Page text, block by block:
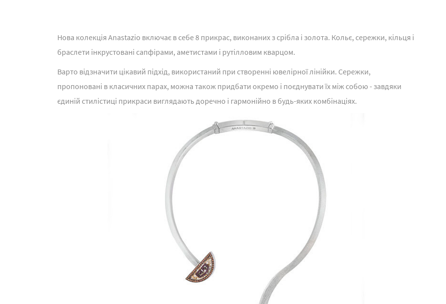
Нова колекція Anastazio включає в себе 8 прикрас, виконаних з срібла і золота. Кольє, сережки, кільця і
браслети інкрустовані сапфірами, аметистами і рутілловим кварцом.
Варто відзначити цікавий підхід, використаний при створенні ювелірної лінійки. Сережки,
пропоновані в класичних парах, можна також придбати окремо і поєднувати їх між собою - завдяки
єдиній стилістиці прикраси виглядають доречно і гармонійно в будь-яких комбінаціях.